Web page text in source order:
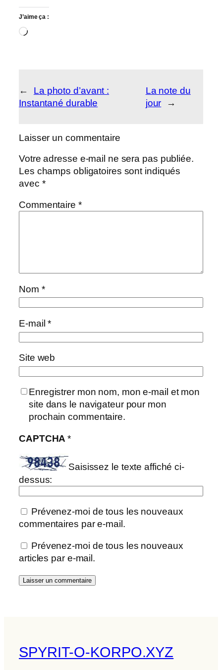
J’aime ça :
Chargement…
←
La photo d’avant :
Instantané durable
La note du
jour
→
Laisser un commentaire
Votre adresse e-mail ne sera pas publiée.
Les champs obligatoires sont indiqués
avec *
Commentaire *
Nom *
E-mail*
Site web
Enregistrer mon nom, mon e-mail et mon
site dans le navigateur pour mon
prochain commentaire.
CAPTCHA*
Saisissez le texte affiché ci-
dessus:
Prévenez-moi de tous les nouveaux
commentaires par e-mail.
Prévenez-moi de tous les nouveaux
articles par e-mail.
SPYRIT-O-KORPO.XYZ